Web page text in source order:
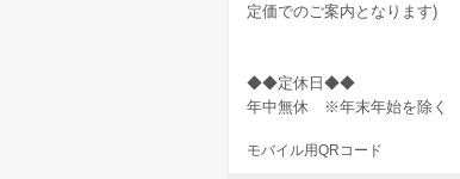
定価でのご案内となります)
◆◆定休日◆◆
年中無休 ※年末年始を除く
モバイル用QRコード